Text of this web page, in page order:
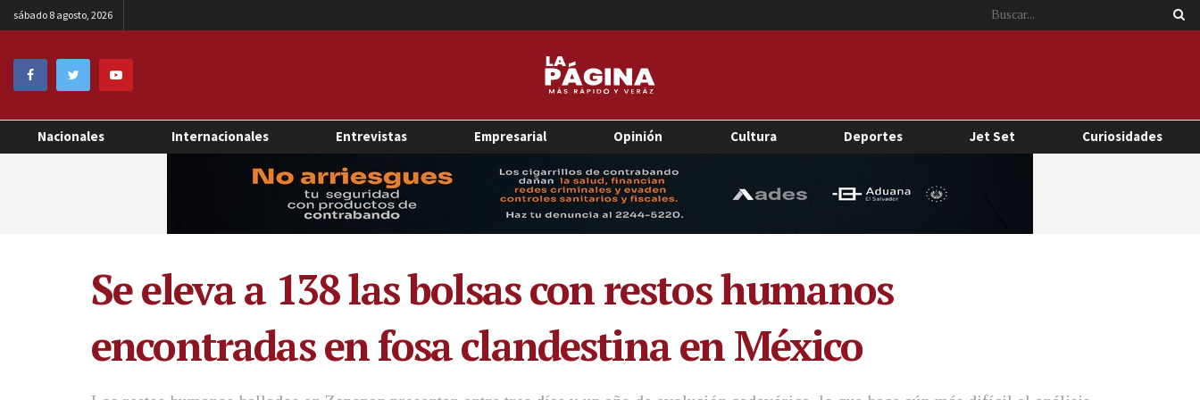
sábado 8 agosto, 2026
Nacionales Internacionales Entrevistas Empresarial Opinión Cultura Deportes Jet Set Curiosidades
Se eleva a 138 las bolsas con restos humanos
encontradas en fosa clandestina en México